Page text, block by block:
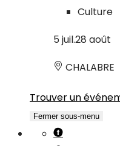
Culture
5 juil.28 août
CHALABRE
Trouver un
Fermer sous-menu